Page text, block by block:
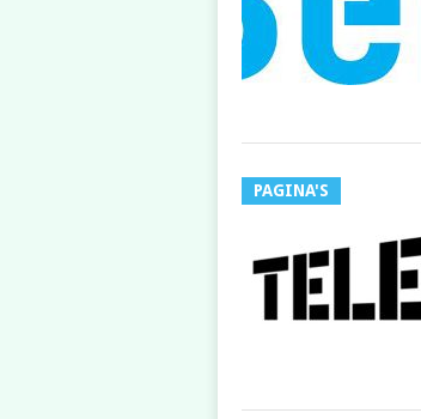
PAGINA'S